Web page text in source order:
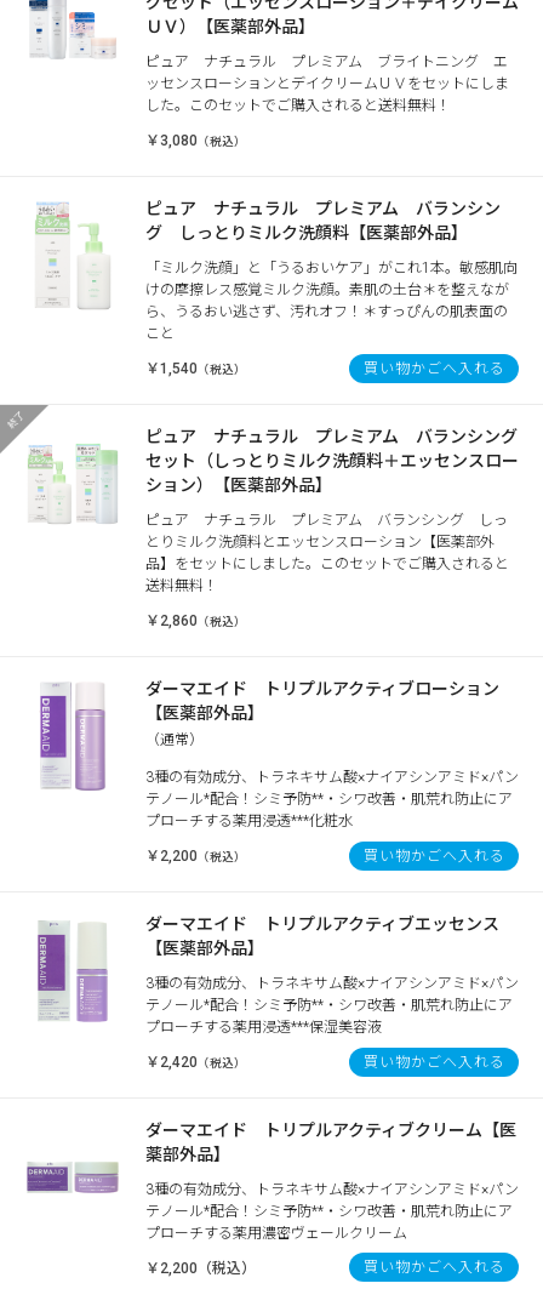
ＵＶ）【医薬部外品】
ピュア ナチュラル プレミアム ブライトニング エ
ッセンスローションとデイクリームＵＶをセットにしま
した。このセットでご購入されると送料無料！
￥3,080 （税込）
ピュア ナチュラル プレミアム バランシン
グ しっとりミルク洗顔料【医薬部外品】
「ミルク洗顔」と「うるおいケア」がこれ1本。敏感肌向
けの摩擦レス感覚ミルク洗顔。素肌の土台＊を整えなが
ら、うるおい逃さず、汚れオフ！＊すっぴんの肌表面の
こと
￥1,540 （税込） 買い物かごへ入れる
ピュア ナチュラル プレミアム バランシング
セット（しっとりミルク洗顔料＋エッセンスロー
ション）【医薬部外品】
ピュア ナチュラル プレミアム バランシング しっ
とりミルク洗顔料とエッセンスローション【医薬部外
品】をセットにしました。このセットでご購入されると
送料無料！
￥2,860 （税込）
ダーマエイド トリプルアクティブローション
【医薬部外品】
（通常）
3種の有効成分、トラネキサム酸×ナイアシンアミド×パン
テノール*配合！シミ予防**・シワ改善・肌荒れ防止にア
プローチする薬用浸透***化粧水
￥2,200 （税込） 買い物かごへ入れる
ダーマエイド トリプルアクティブエッセンス
【医薬部外品】
3種の有効成分、トラネキサム酸×ナイアシンアミド×パン
テノール*配合！シミ予防**・シワ改善・肌荒れ防止にア
プローチする薬用浸透***保湿美容液
￥2,420 （税込） 買い物かごへ入れる
ダーマエイド トリプルアクティブクリーム【医
薬部外品】
3種の有効成分、トラネキサム酸×ナイアシンアミド×パン
テノール*配合！シミ予防**・シワ改善・肌荒れ防止にア
プローチする薬用濃密ヴェールクリーム
￥2,200（税込） 買い物かごへ入れる